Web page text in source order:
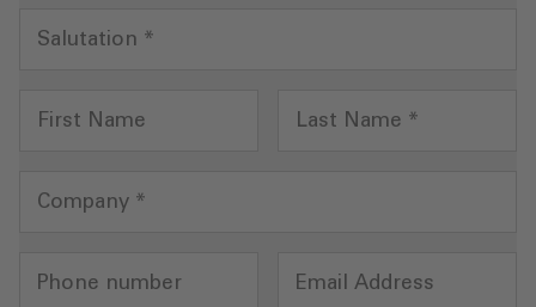
Salutation *
First Name Last Name *
Company *
Phone number Email Address